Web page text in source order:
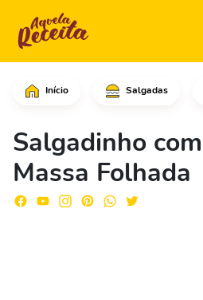
Início Salgadas
Salgadinho com
Massa Folhada
Em uma tigela